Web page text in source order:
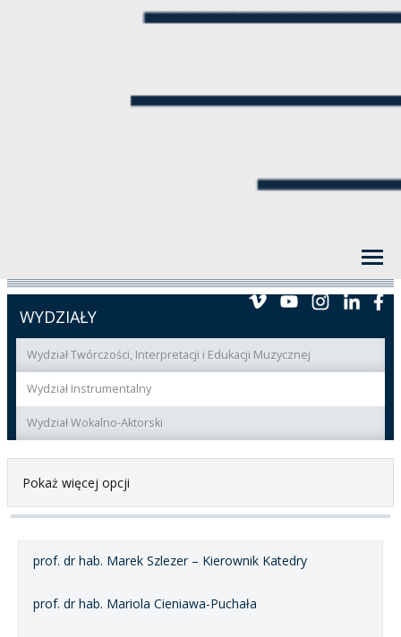
WYDZIAŁY
Wydział Twórczości, Interpretacji i Edukacji Muzycznej
Wydział Instrumentalny
Wydział Wokalno-Aktorski
Pokaż więcej opcji
prof. dr hab. Marek Szlezer – Kierownik Katedry
prof. dr hab. Mariola Cieniawa-Puchała